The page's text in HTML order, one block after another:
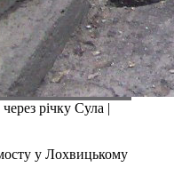
річку Сула |
у Лохвицькому